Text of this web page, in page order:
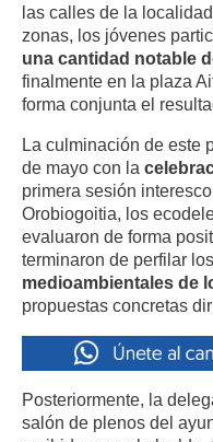
las calles de la
zonas, los jóvenes
una cantidad notable
finalmente en la plaza
forma conjunta el
La culminación de este
de mayo con la
primera sesión
Orobiogoitia, los
evaluaron de forma
terminaron de perfilar los
medioambientales de
propuestas concretas
Posteriormente, la
salón de plenos del